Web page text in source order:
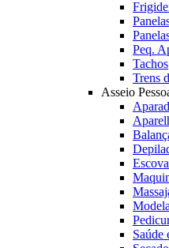
Peq.
Tachos
Trens
Asseio
Saúde